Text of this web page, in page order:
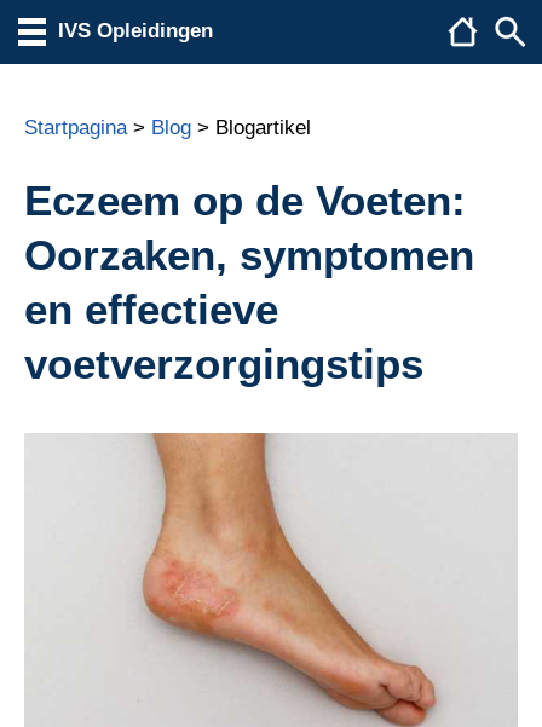
IVS Opleidingen
Startpagina> Blog > Blogartikel
Eczeem op de Voeten:
Oorzaken, symptomen
en effectieve
voetverzorgingstips